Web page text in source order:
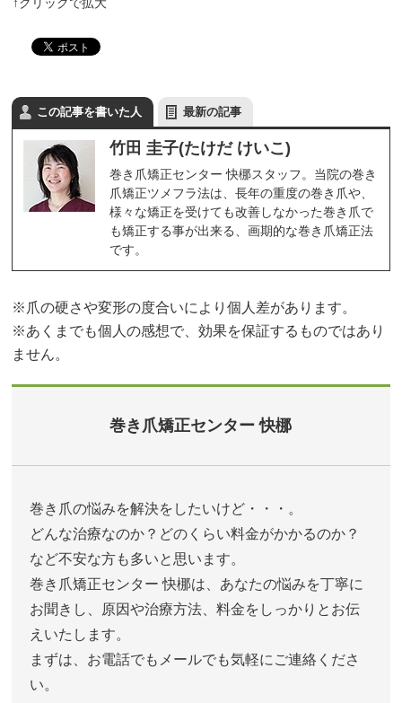
この記事を書いた人 最新の記事
竹田 圭子(たけだ けいこ)
巻き爪矯正センター 快梛スタッフ。当院の巻き
爪矯正ツメフラ法は、長年の重度の巻き爪や、
様々な矯正を受けても改善しなかった巻き爪で
も矯正する事が出来る、画期的な巻き爪矯正法
です。
※爪の硬さや変形の度合いにより個人差があります。
※あくまでも個人の感想で、効果を保証するものではあり
ません。
巻き爪矯正センター 快梛
巻き爪の悩みを解決をしたいけど・・・。
どんな治療なのか？どのくらい料金がかかるのか？
など不安な方も多いと思います。
巻き爪矯正センター 快梛は、あなたの悩みを丁寧に
お聞きし、原因や治療方法、料金をしっかりとお伝
えいたします。
まずは、お電話でもメールでも気軽にご連絡くださ
い。